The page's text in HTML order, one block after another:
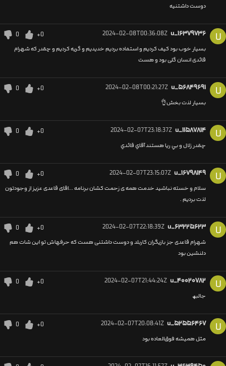
دوست داشتنیه
U u_۱۶۳۷۹۷۳۶ 2024-02-08T00:36:08Z
+0
0
بسیار خوب بود کیف کردیم و استفاده بردیم خدیدیم و گریه کردیم و چقدر که شهرام
قائدی انسان گلی بود و هست
U u_۵۶۸۴۹۶۹۱ 2024-02-08T00:21:27Z
+0
0
بسیار لذت بخش👌
U u_۱۱۵۸۷۸۱۴ 2024-02-07T23:18:37Z
+0
0
چقدر زلال و بي ريا هستند آقاي قائدي
U u_۱۶۷۹۸۱۴۹ 2024-02-07T23:15:07Z
+0
0
سلام و خسته نباشید خدمت همه ی زحمت کشان برنامه ...اقای قاعدی عزیز از وجودتون
لذت بردیم .
U u_۶۳۲۲۵۶۲۳ 2024-02-07T22:18:39Z
+0
0
شهرام قاعدی جز بازیگران کاربلد و دوست داشتنی هست که حرفهاش تو این شات هم
دلنشین بود
U u_۴۰۰۲۰۷۸۲ 2024-02-07T21:44:24Z
+0
0
جالبھ
U u_۵۲۵۵۶۴۶۷ 2024-02-07T20:08:41Z
+0
0
مثل همیشه فوق‌العاده بود